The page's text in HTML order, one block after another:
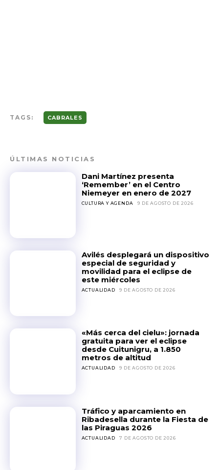
TAGS: CABRALES
ÚLTIMAS NOTICIAS
Dani Martínez presenta
‘Remember’ en el Centro
Niemeyer en enero de 2027
CULTURA Y AGENDA 9 DE AGOSTO DE 2026
Avilés desplegará un dispositivo
especial de seguridad y
movilidad para el eclipse de
este miércoles
ACTUALIDAD 9 DE AGOSTO DE 2026
«Más cerca del cielu»: jornada
gratuita para ver el eclipse
desde Cuitunigru, a 1.850
metros de altitud
ACTUALIDAD 9 DE AGOSTO DE 2026
Tráfico y aparcamiento en
Ribadesella durante la Fiesta de
las Piraguas 2026
ACTUALIDAD 7 DE AGOSTO DE 2026